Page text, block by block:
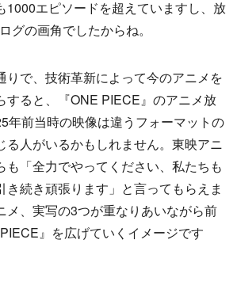
1000エピソードを超えていますし、放
グの画角でしたからね。
りで、技術革新によって今のアニメを
すると、『ONE PIECE』のアニメ放
年前当時の映像は違うフォーマットの
る人がいるかもしれません。東映アニ
も「全力でやってください、私たちも
き続き頑張ります」と言ってもらえま
メ、実写の3つが重なりあいながら前
』を広げていくイメージです